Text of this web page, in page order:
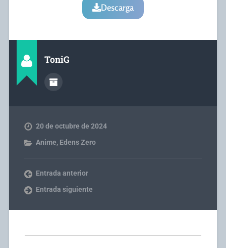
Descarga
ToniG
20 de octubre de 2024
Anime, Edens Zero
Entrada anterior
Entrada siguiente